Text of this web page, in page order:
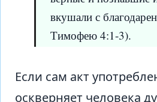
вкушали с
Тимофею 4:1-3).
Если сам акт
оскверняет человека